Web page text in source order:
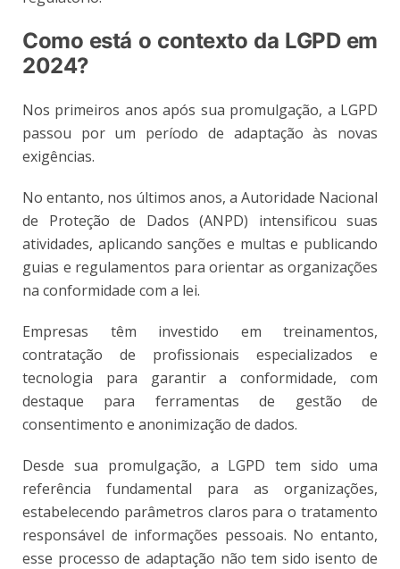
Como está o contexto da LGPD em
2024?
Nos primeiros anos após sua promulgação, a LGPD
passou por um período de adaptação às novas
exigências.
No entanto, nos últimos anos, a Autoridade Nacional
de Proteção de Dados (ANPD) intensificou suas
atividades, aplicando sanções e multas e publicando
guias e regulamentos para orientar as organizações
na conformidade com a lei.
Empresas têm investido em treinamentos,
contratação de profissionais especializados e
tecnologia para garantir a conformidade, com
destaque para ferramentas de gestão de
consentimento e anonimização de dados.
Desde sua promulgação, a LGPD tem sido uma
referência fundamental para as organizações,
estabelecendo parâmetros claros para o tratamento
responsável de informações pessoais. No entanto,
esse processo de adaptação não tem sido isento de